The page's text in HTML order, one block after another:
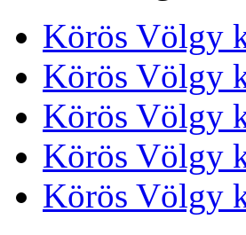
Körös Völgy
Körös Völgy
Körös Völgy
Körös Völgy
Körös Völgy